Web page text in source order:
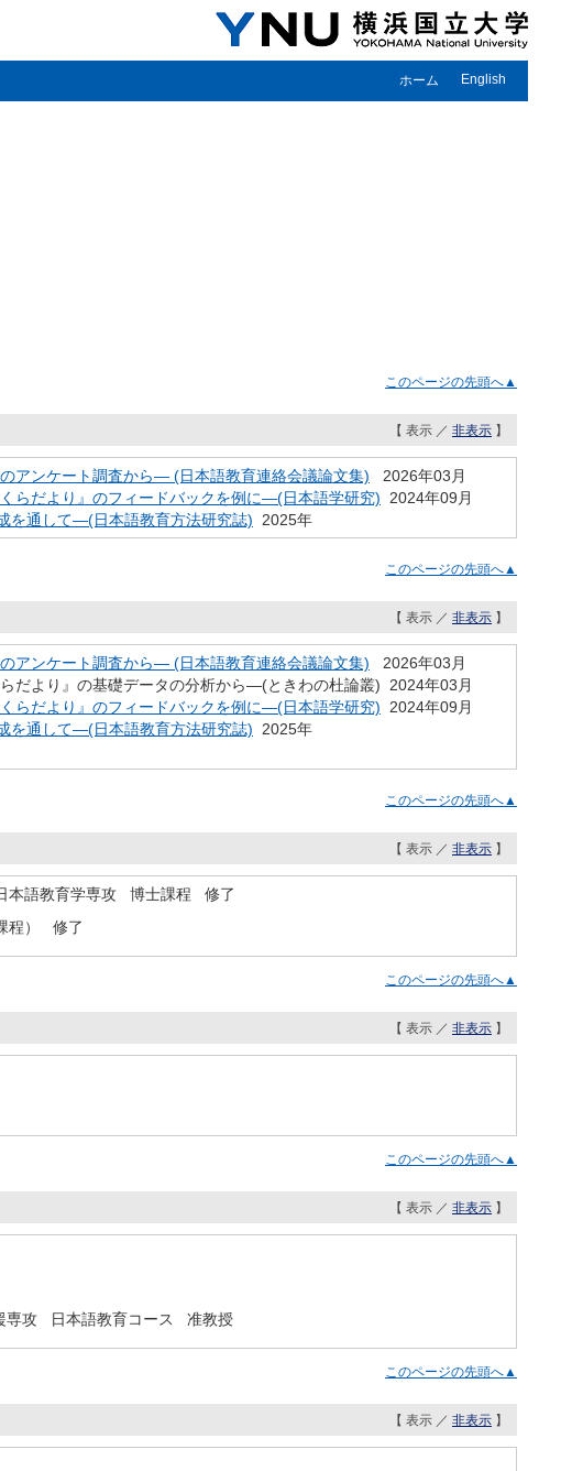
ホーム English
このページの先頭へ▲
【 表示 ／ 非表示 】
アンケート調査から― (日本語教育連絡会議論文集) 2026年03月
らだより』のフィードバックを例に―(日本語学研究) 2024年09月
を通して―(日本語教育方法研究誌) 2025年
このページの先頭へ▲
【 表示 ／ 非表示 】
アンケート調査から― (日本語教育連絡会議論文集) 2026年03月
だより』の基礎データの分析から―(ときわの杜論叢) 2024年03月
らだより』のフィードバックを例に―(日本語学研究) 2024年09月
を通して―(日本語教育方法研究誌) 2025年
このページの先頭へ▲
【 表示 ／ 非表示 】
語教育学専攻 博士課程 修了
程） 修了
このページの先頭へ▲
【 表示 ／ 非表示 】
このページの先頭へ▲
【 表示 ／ 非表示 】
攻 日本語教育コース 准教授
このページの先頭へ▲
【 表示 ／ 非表示 】